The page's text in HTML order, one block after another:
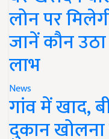
लोन पर
जानें कौन
लाभ
News
गांव में खाद,
दुकान खोलना